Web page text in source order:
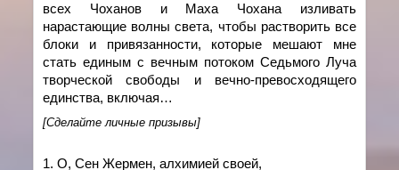
всех Чоханов и Маха Чохана изливать
нарастающие волны света, чтобы растворить все
блоки и привязанности, которые мешают мне
стать единым с вечным потоком Седьмого Луча
творческой свободы и вечно-превосходящего
единства, включая…
[Сделайте личные призывы]
1.О,Сен Жермен, алхимией своей,